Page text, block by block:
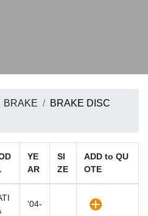
BRAKE
BRAKE DISC
YE
AR
SI
ZE
ADD to QU
OTE
'04-